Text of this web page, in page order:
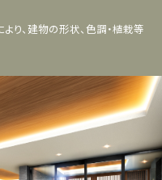
、建物の形状、色調・植栽等